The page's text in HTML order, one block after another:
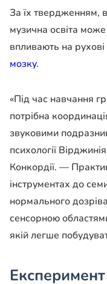
За їх твердженням,
музична освіта
впливають на рухові
мозку.
«Під час навчання
потрібна
звуковими
психології
Конкордії. —
інструментах до
нормального
сенсорною
якій легше
Експеримент